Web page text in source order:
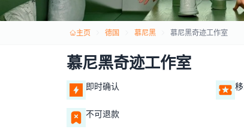
主页 德国 慕尼黑 慕尼黑奇迹工作室
慕尼黑奇迹工作室
即时确认
不可退款